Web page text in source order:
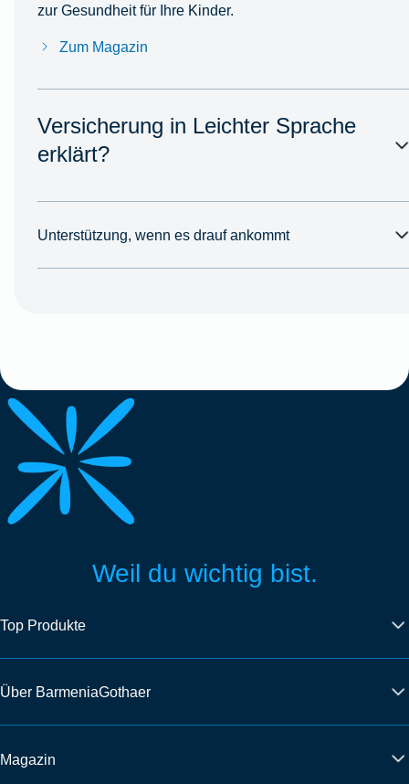
zur Gesundheit für Ihre Kinder.
Zum Magazin
Versicherung in Leichter Sprache
erklärt?
Unterstützung, wenn es drauf ankommt
Weil du wichtig bist.
Top Produkte
Über BarmeniaGothaer
Magazin